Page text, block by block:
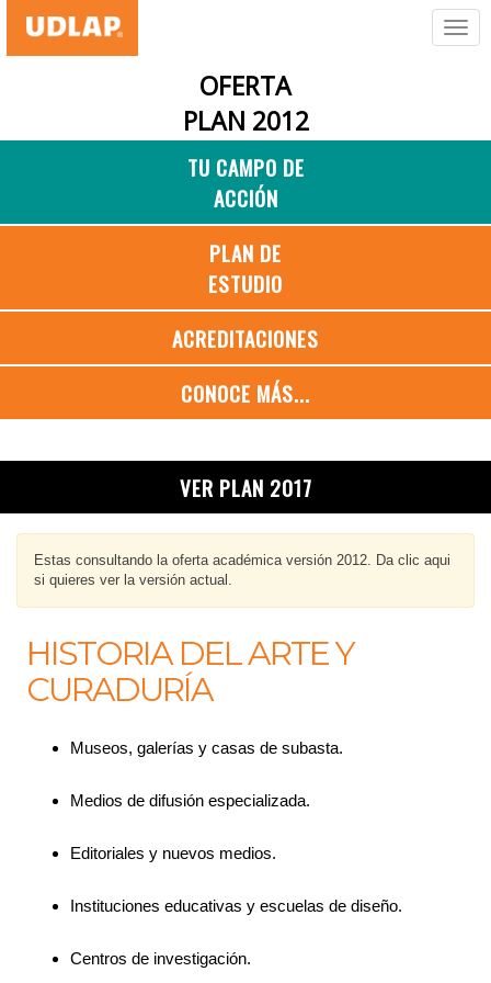
OFERTA
PLAN 2012
TU CAMPO DE
ACCIÓN
PLAN DE
ESTUDIO
ACREDITACIONES
CONOCE MÁS...
VER PLAN 2017
Estas consultando la oferta académica versión 2012. Da clic aqui
si quieres ver la versión actual.
HISTORIA DEL ARTE Y
CURADURÍA
Museos, galerías y casas de subasta.
Medios de difusión especializada.
Editoriales y nuevos medios.
Instituciones educativas y escuelas de diseño.
Centros de investigación.